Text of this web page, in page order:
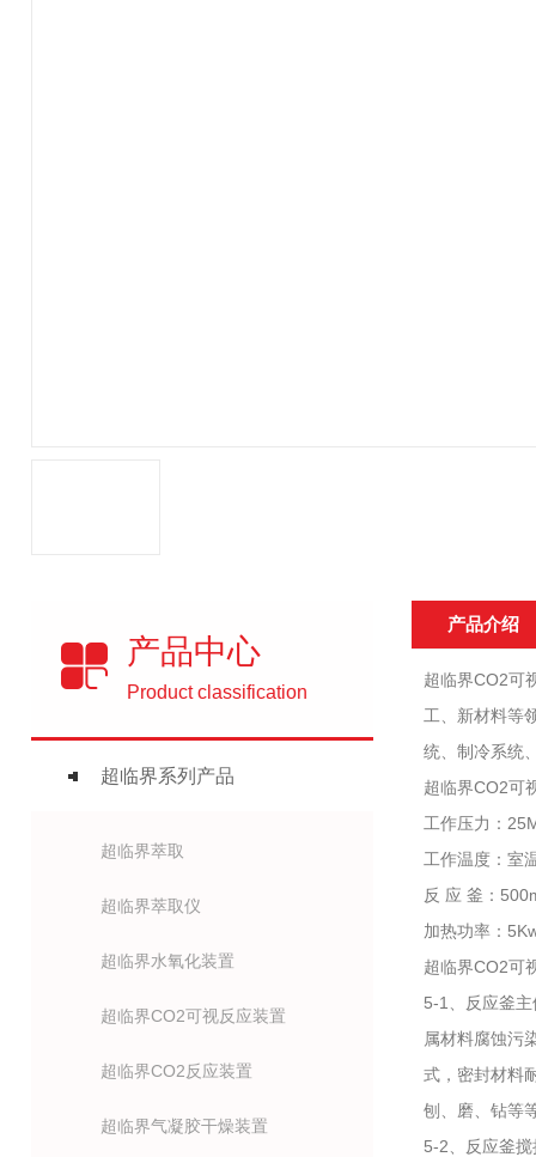
产品中心
Product classification
超临界系列产品
超临界萃取
超临界萃取仪
超临界水氧化装置
超临界CO2可视反应装置
超临界CO2反应装置
超临界气凝胶干燥装置
产品介绍
超临界CO2可
工、新材料等
统、制冷系统
超临界CO2可
工作压力：
工作温度：
反 应 釜：
加热功率：
超临界CO2可
5-1、反应釜
属材料腐蚀污
式，密封材料
刨、磨、钻等
5-2、反应釜